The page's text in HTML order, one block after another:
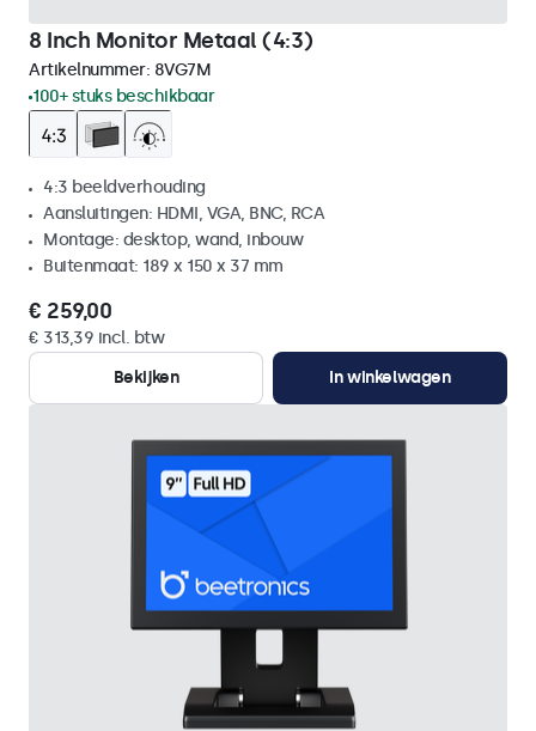
8 Inch Monitor Metaal (4:3)
Artikelnummer: 8VG7M
100+ stuks beschikbaar
4:3 beeldverhouding
Aansluitingen: HDMI, VGA, BNC, RCA
Montage: desktop, wand, inbouw
Buitenmaat: 189 x 150 x 37 mm
€ 259,00
€ 313,39 incl. btw
Bekijken
In winkelwagen